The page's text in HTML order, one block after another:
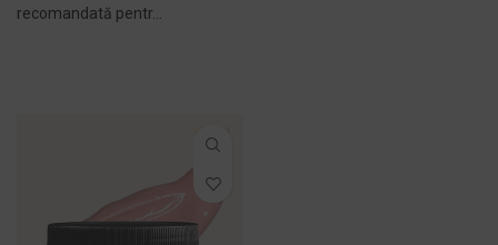
recomandată pentr...